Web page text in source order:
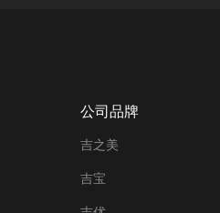
公司品牌
吉之美
吉宝